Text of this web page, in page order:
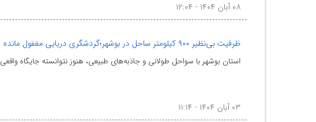
۰۸ آبان ۱۴۰۴ - ۱۲:۰۴
ظرفیت بی‌نظیر ۹۰۰ کیلومتر ساحل در بوشهر؛گردشگری دریایی مغفول مانده است
استان بوشهر با سواحل طولانی و جاذبه‌های طبیعی، هنوز نتوانسته جایگاه
۰۳ آبان ۱۴۰۴ - ۱۱:۱۴